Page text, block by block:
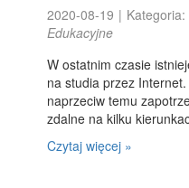
2020-08-19 | Kategoria:
Edukacyjne
W ostatnim czasie
na studia przez
naprzeciw temu
zdalne na kilku
Czytaj więcej »